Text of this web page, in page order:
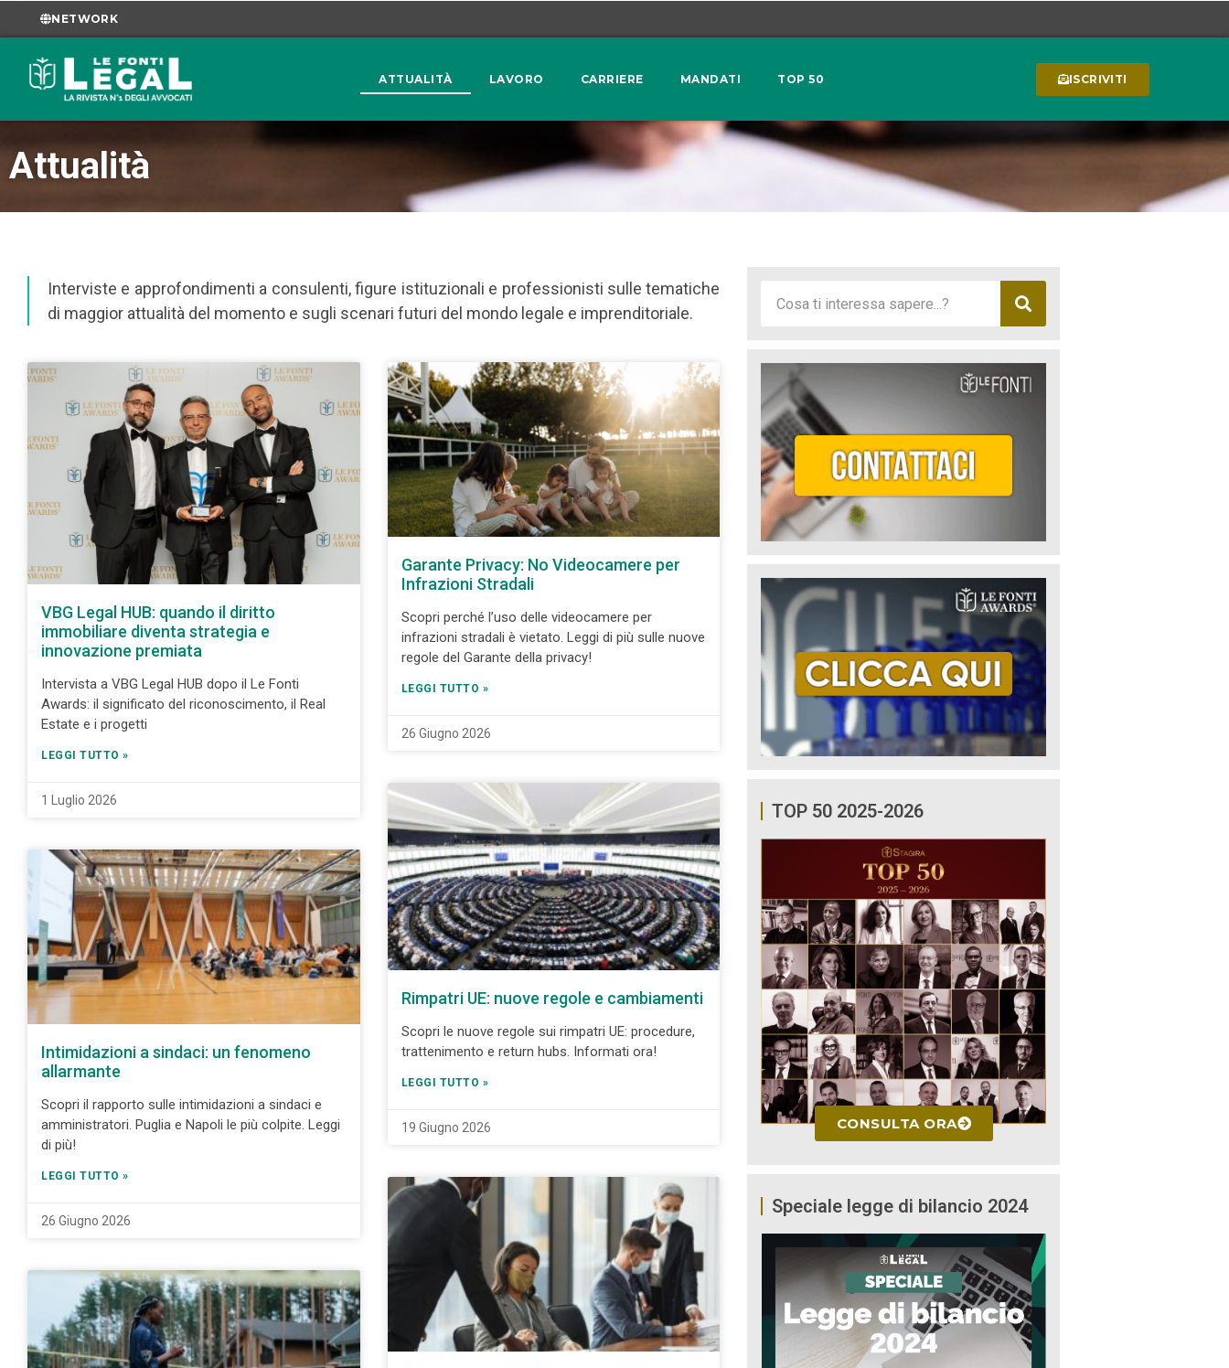
NETWORK
ATTUALITÀ LAVORO CARRIERE MANDATI TOP 50 ISCRIVITI
Attualità
Interviste e approfondimenti a consulenti, figure istituzionali e professionisti sulle tematiche
di maggior attualità del momento e sugli scenari futuri del mondo legale e imprenditoriale.
VBG Legal HUB: quando il diritto
immobiliare diventa strategia e
innovazione premiata
Intervista a VBG Legal HUB dopo il Le Fonti
Awards: il significato del riconoscimento, il Real
Estate e i progetti
LEGGI TUTTO »
1 Luglio 2026
Garante Privacy: No Videocamere per
Infrazioni Stradali
Scopri perché l’uso delle videocamere per
infrazioni stradali è vietato. Leggi di più sulle nuove
regole del Garante della privacy!
LEGGI TUTTO »
26 Giugno 2026
Intimidazioni a sindaci: un fenomeno
allarmante
Scopri il rapporto sulle intimidazioni a sindaci e
amministratori. Puglia e Napoli le più colpite. Leggi
di più!
LEGGI TUTTO »
26 Giugno 2026
Rimpatri UE: nuove regole e cambiamenti
Scopri le nuove regole sui rimpatri UE: procedure,
trattenimento e return hubs. Informati ora!
LEGGI TUTTO »
19 Giugno 2026
TOP 50 2025-2026
CONSULTA ORA
Speciale legge di bilancio 2024